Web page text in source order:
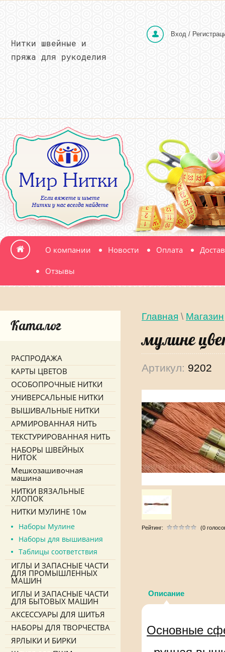
Вход /
Нитки швейные и
пряжа для рукоделия
О компании Новости Оплата
Отзывы
Главная \ Магазин
мулине
Артикул: 9202
Рейтинг: (0
Описание
Основные
Каталог
РАСПРОДАЖА
КАРТЫ ЦВЕТОВ
ОСОБОПРОЧНЫЕ НИТКИ
УНИВЕРСАЛЬНЫЕ НИТКИ
ВЫШИВАЛЬНЫЕ НИТКИ
АРМИРОВАННАЯ НИТЬ
ТЕКСТУРИРОВАННАЯ НИТЬ
НАБОРЫ ШВЕЙНЫХ
НИТОК
Мешкозашивочная
машина
НИТКИ ВЯЗАЛЬНЫЕ
ХЛОПОК
НИТКИ МУЛИНЕ 10м
Наборы Мулине
Наборы для вышивания
Таблицы соответствия
ИГЛЫ И ЗАПАСНЫЕ ЧАСТИ
ДЛЯ ПРОМЫШЛЕННЫХ
МАШИН
ИГЛЫ И ЗАПАСНЫЕ ЧАСТИ
ДЛЯ БЫТОВЫХ МАШИН
АКСЕССУАРЫ ДЛЯ ШИТЬЯ
НАБОРЫ ДЛЯ ТВОРЧЕСТВА
ЯРЛЫКИ И БИРКИ